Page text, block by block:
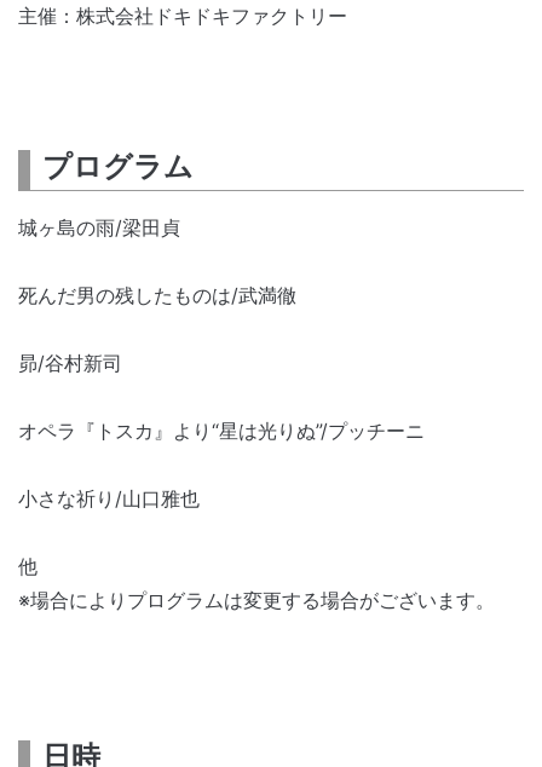
主催：株式会社ドキドキファクトリー
プログラム
城ヶ島の雨/梁田貞
死んだ男の残したものは/武満徹
昴/谷村新司
オペラ『トスカ』より“星は光りぬ”/プッチーニ
小さな祈り/山口雅也
他
※場合によりプログラムは変更する場合がございます。
日時